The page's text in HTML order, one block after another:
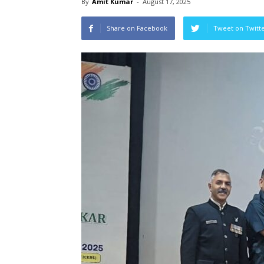
Share on Facebook Tweet on